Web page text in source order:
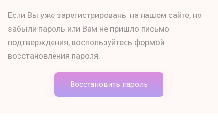
Если Вы уже зарегистрированы на нашем сайте, но
забыли пароль или Вам не пришло письмо
подтверждения, воспользуйтесь формой
восстановления пароля.
Восстановить пароль